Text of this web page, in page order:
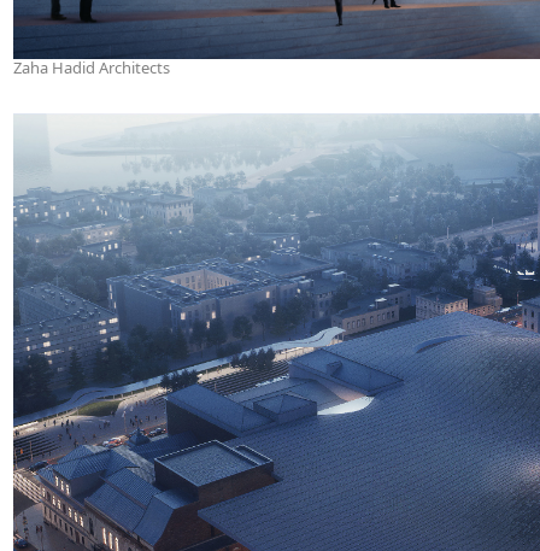
Zaha Hadid Architects